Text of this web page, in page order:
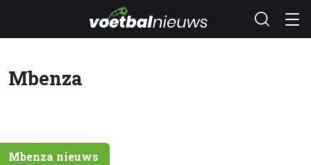
Mbenza
Mbenza nieuws